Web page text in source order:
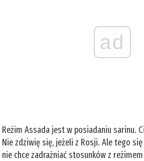
ad
Reżim Assada jest w posiadaniu sarinu.
Nie zdziwię się, jeżeli z Rosji. Ale tego
nie chce zadrażniać stosunków z